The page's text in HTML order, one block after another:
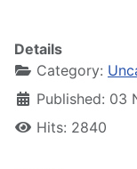
Details
Category:
Published: 03
Hits: 2840